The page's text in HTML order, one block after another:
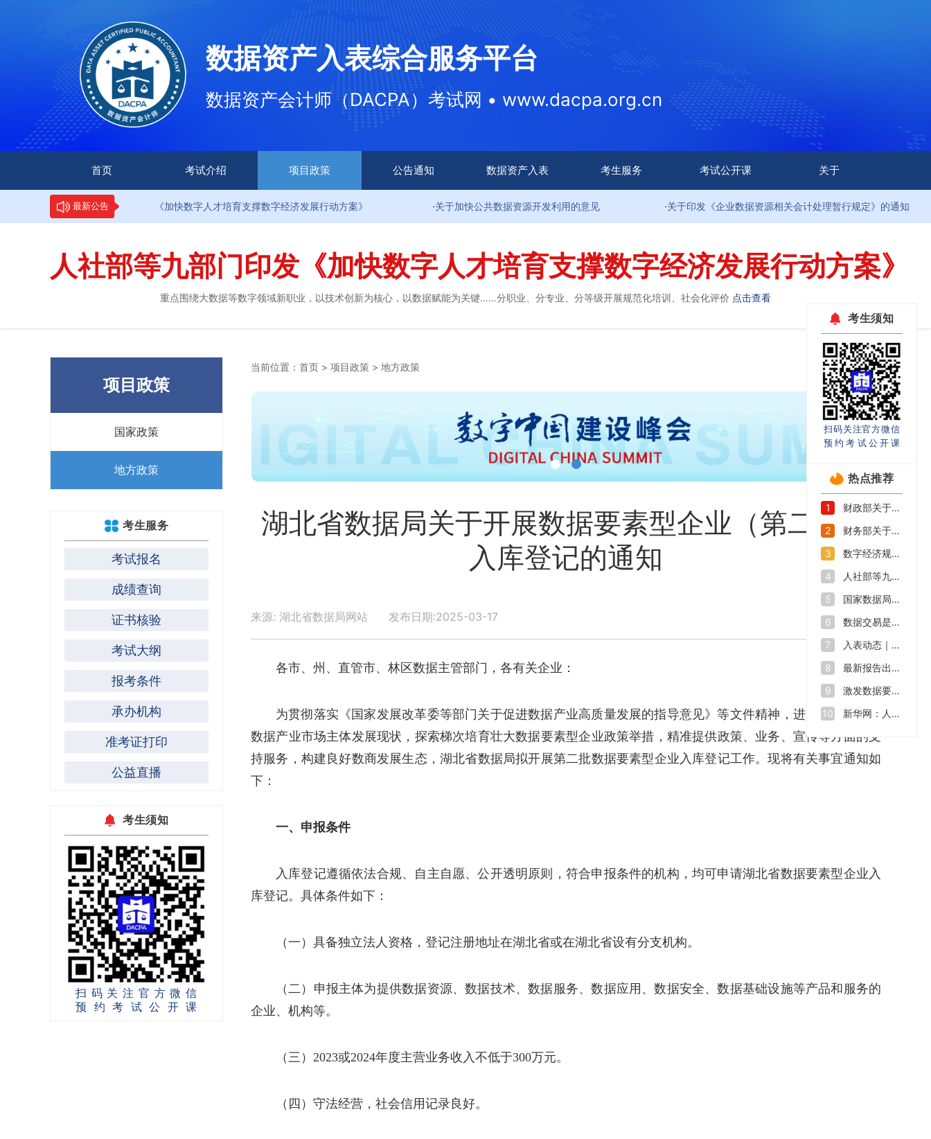
数据资产入表综合服务平台
数据资产会计师（DACPA）考试网 • www.dacpa.org.cn
首页 考试介绍 项目政策 公告通知 数据资产入表 考生服务 考试公开课 关于
最新公告
·9部门印发《加快数字人才培育支撑数字经济发展行动方案》 ·关于加快公共数据资源开发利用的意见 ·关于印发《企业数据资源相关会计处理暂行规定》的通知
人社部等九部门印发《加快数字人才培育支撑数字经济发展行动方案》
重点围绕大数据等数字领域新职业，以技术创新为核心，以数据赋能为关键……分职业、分专业、分等级开展规范化培训、社会化评价 点击查看
考生须知
扫码关注官方微信
预约考试公开课
热点推荐
1
财政部关于印发《企业数据资源相关会计处理暂行规定》的通知
2
财务部关于印发《关于加强数据资产管理的指导意见》的通知
3
数字经济规模持续扩大 如何抓好数字人才培养机遇期
4
人社部等九部门印发《加快数字人才培育支撑数字经济发展行动方案》
5
国家数据局等部门关于促进企业数据资源开发利用的意见
6
数据交易是什么？如何让“沉睡”的数据资源“活”起来
7
入表动态｜数据也能拿来融资 全球数源中心南沙启用
8
最新报告出炉！2023年我国数据生产总量达32.85ZB
9
激发数据要素价值 助力数字中国建设——第七届数字中国建设峰会开幕
10
新华网：人才缺口在2500万至3000万，中国数字人才培育行动方案出炉
项目政策
国家政策
地方政策
考生服务
考试报名
成绩查询
证书核验
考试大纲
报考条件
承办机构
准考证打印
公益直播
考生须知
扫码关注官方微信
预约考试公开课
当前位置： 首页 > 项目政策 > 地方政策
湖北省数据局关于开展数据要素型企业（第二批）
入库登记的通知
来源: 湖北省数据局网站 发布日期:2025-03-17
各市、州、直管市、林区数据主管部门，各有关企业：
为贯彻落实《国家发展改革委等部门关于促进数据产业高质量发展的指导意见》等文件精神，进一步摸清我省
数据产业市场主体发展现状，探索梯次培育壮大数据要素型企业政策举措，精准提供政策、业务、宣传等方面的支
持服务，构建良好数商发展生态，湖北省数据局拟开展第二批数据要素型企业入库登记工作。现将有关事宜通知如
下：
一、申报条件
入库登记遵循依法合规、自主自愿、公开透明原则，符合申报条件的机构，均可申请湖北省数据要素型企业入
库登记。具体条件如下：
（一）具备独立法人资格，登记注册地址在湖北省或在湖北省设有分支机构。
（二）申报主体为提供数据资源、数据技术、数据服务、数据应用、数据安全、数据基础设施等产品和服务的
企业、机构等。
（三）2023或2024年度主营业务收入不低于300万元。
（四）守法经营，社会信用记录良好。